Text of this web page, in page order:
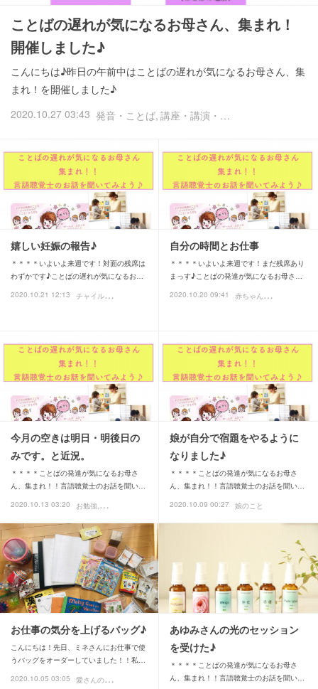
ことばの遅れが気になるお母さん、集まれ！
開催しました♪
こんにちは♪昨日の午前中はことばの遅れが気になるお母さん、集
まれ！を開催しました♪
2020.10.27 03:43 発音・ことば 講座・講演・イベント
嬉しい妊娠の報告♪
＊＊＊＊いよいよ来週です！対面の残席は
わずかです♪ことばの遅れが気になるお…
2020.10.21 12:13
チ
ャイルドメッセージ
自分の時間とお仕事
＊＊＊＊いよいよ来週です！まだ残席あり
まっす♪ことばの発達が気になるお母さ…
2020.10.20 09:41
赤
ちゃん期
今月の空きは明日・明後日の
みです。と近況。
＊＊＊＊ことばの発達が気になるお母さ
ん、集まれ！！言語聴覚士のお話を聞い…
2020.10.13 03:20
お勉強 愛さんの日常ブログ
娘が自分で宿題をやるように
なりました♪
＊＊＊＊ことばの発達が気になるお母さ
ん、集まれ！！言語聴覚士のお話を聞い…
2020.10.09 00:27
娘のこと
お仕事の気分を上げるバッグ♪
こんにちは！先日、ミネさんにお仕事で使
うバッグをオーダーしていました！！私…
2020.10.05 03:05
愛
さんの日常ブログ
あゆみさんの光のセッション
を受けた♪
＊＊＊＊ことばの発達が気になるお母さ
ん、集まれ！！言語聴覚士のお話を聞い…